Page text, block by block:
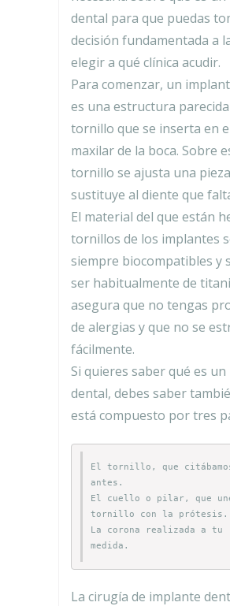
dental para que puedas
decisión fundamentada a
elegir a qué clínica acudir.
Para comenzar, un
es una estructura
tornillo que se inserta en
maxilar de la boca. Sobre
tornillo se ajusta una
sustituye al diente que
El material del que están
tornillos de los implantes
siempre biocompatibles y
ser habitualmente de
asegura que no tengas
de alergias y que no se
fácilmente.
Si quieres saber qué es
dental, debes saber
está compuesto por tres
El tornillo, que
antes.
El cuello o pilar, que
tornillo con la prótesis.
La corona realizada a tu
medida.
La cirugía de implante